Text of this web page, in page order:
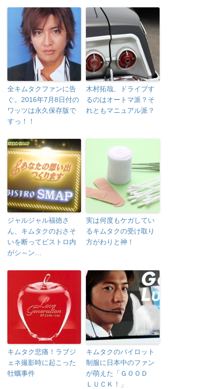
全キムタクファンに告
ぐ。2016年7月8日付の
ワッツは永久保存版で
すっ！！
木村拓哉、ドライブす
るのはオートマ派？そ
れともマニュアル派？
ジャルジャル福徳さ
ん、キムタクのおさそ
いを断ってビストロ内
がシ～ン…
実は何度もケガしてい
るキムタクの受け取り
方がわりと神！
キムタク悲痛！ラブジ
ェネ撮影時に起こった
牡蠣事件
キムタクのパイロット
制服に日本中のファン
が萌えた「ＧＯＯＤ
ＬＵＣＫ！」